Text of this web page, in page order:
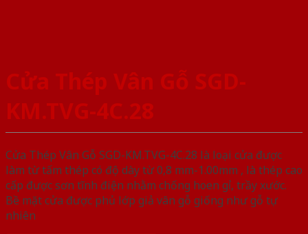
Cửa Thép Vân Gỗ SGD-
KM.TVG-4C.28
Cửa Thép Vân Gỗ SGD-KM.TVG-4C.28 là loại cửa được
làm từ tấm thép có độ dày từ 0,8 mm-1.00mm , là thép cao
cấp được sơn tĩnh điện nhằm chống hoen gỉ, trầy xước.
Bề mặt cửa được phủ lớp giả vân gỗ giống như gỗ tự
nhiên